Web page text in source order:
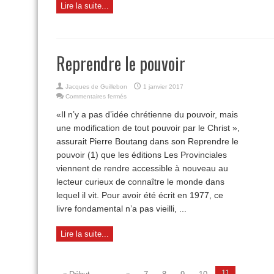
Lire la suite...
Reprendre le pouvoir
Jacques de Guillebon
1 janvier 2017
Commentaires fermés
le
pouvoir
«Il n’y a pas d’idée chrétienne du pouvoir, mais
une modification de tout pouvoir par le Christ »,
assurait Pierre Boutang dans son Reprendre le
pouvoir (1) que les éditions Les Provinciales
viennent de rendre accessible à nouveau au
lecteur curieux de connaître le monde dans
lequel il vit. Pour avoir été écrit en 1977, ce
livre fondamental n’a pas vieilli, ...
Lire la suite...